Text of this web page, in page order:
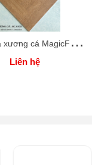
S
àn nhựa xương cá MagicFloor SC6152
Liên hệ